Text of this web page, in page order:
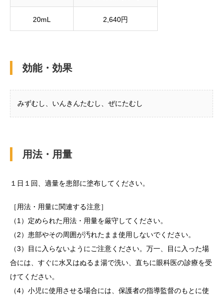
20mL 2,640円
効能・効果
みずむし、いんきんたむし、ぜにたむし
用法・用量
１日１回、適量を患部に塗布してください。
［用法・用量に関連する注意］
（1）定められた用法・用量を厳守してください。
（2）患部やその周囲が汚れたまま使用しないでください。
（3）目に入らないようにご注意ください。万一、目に入った場
合には、すぐに水又はぬるま湯で洗い、直ちに眼科医の診療を受
けてください。
（4）小児に使用させる場合には、保護者の指導監督のもとに使